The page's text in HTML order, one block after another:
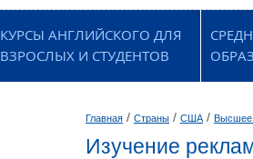
КУРСЫ АНГЛИЙСКОГО ДЛЯ
ВЗРОСЛЫХ И СТУДЕНТОВ
Главная / Страны / США /
Изучение